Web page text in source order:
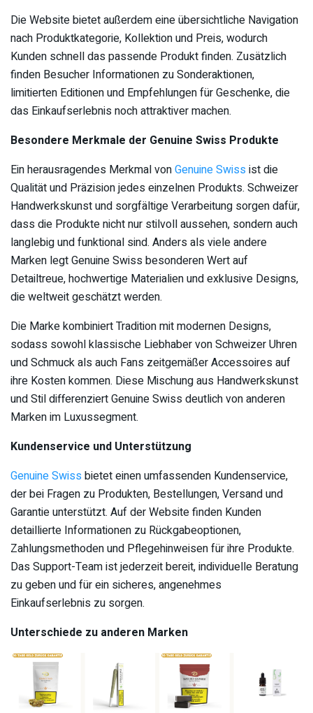
Die Website bietet außerdem eine übersichtliche Navigation
nach Produktkategorie, Kollektion und Preis, wodurch
Kunden schnell das passende Produkt finden. Zusätzlich
finden Besucher Informationen zu Sonderaktionen,
limitierten Editionen und Empfehlungen für Geschenke, die
das Einkaufserlebnis noch attraktiver machen.
Besondere Merkmale der Genuine Swiss Produkte
Ein herausragendes Merkmal vonGenuine Swiss ist die
Qualität und Präzision jedes einzelnen Produkts. Schweizer
Handwerkskunst und sorgfältige Verarbeitung sorgen dafür,
dass die Produkte nicht nur stilvoll aussehen, sondern auch
langlebig und funktional sind. Anders als viele andere
Marken legt Genuine Swiss besonderen Wert auf
Detailtreue, hochwertige Materialien und exklusive Designs,
die weltweit geschätzt werden.
Die Marke kombiniert Tradition mit modernen Designs,
sodass sowohl klassische Liebhaber von Schweizer Uhren
und Schmuck als auch Fans zeitgemäßer Accessoires auf
ihre Kosten kommen. Diese Mischung aus Handwerkskunst
und Stil differenziert Genuine Swiss deutlich von anderen
Marken im Luxussegment.
Kundenservice und Unterstützung
Genuine Swiss bietet einen umfassenden Kundenservice,
der bei Fragen zu Produkten, Bestellungen, Versand und
Garantie unterstützt. Auf der Website finden Kunden
detaillierte Informationen zu Rückgabeoptionen,
Zahlungsmethoden und Pflegehinweisen für ihre Produkte.
Das Support-Team ist jederzeit bereit, individuelle Beratung
zu geben und für ein sicheres, angenehmes
Einkaufserlebnis zu sorgen.
Unterschiede zu anderen Marken